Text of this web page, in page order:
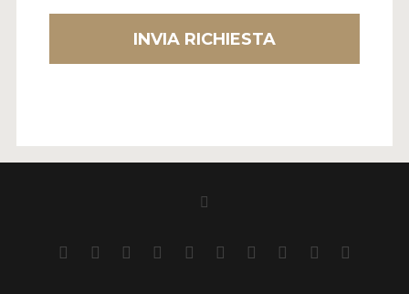
INVIA RICHIESTA